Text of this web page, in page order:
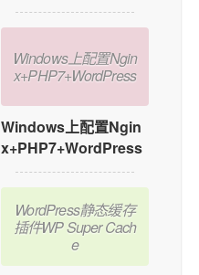
Windows上配置Ngin
x+PHP7+WordPress
Windows上配置Ngin
x+PHP7+WordPress
WordPress静态缓存
插件WP Super Cach
e